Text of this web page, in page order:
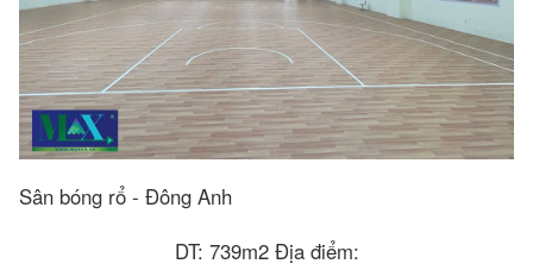
Sân bóng rổ - Đông Anh
DT: 739m2 Địa điểm: